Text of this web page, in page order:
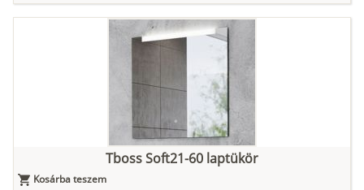
Tboss Soft21-60 laptükör
Kosárba teszem